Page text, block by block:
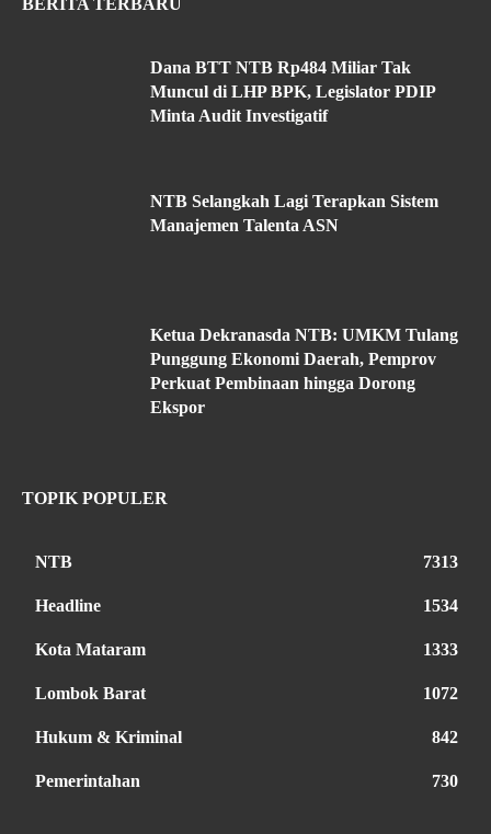
BERITA TERBARU
Dana BTT NTB Rp484 Miliar Tak
Muncul di LHP BPK, Legislator PDIP
Minta Audit Investigatif
NTB Selangkah Lagi Terapkan Sistem
Manajemen Talenta ASN
Ketua Dekranasda NTB: UMKM Tulang
Punggung Ekonomi Daerah, Pemprov
Perkuat Pembinaan hingga Dorong
Ekspor
TOPIK POPULER
NTB 7313
Headline 1534
Kota Mataram 1333
Lombok Barat 1072
Hukum & Kriminal 842
Pemerintahan 730